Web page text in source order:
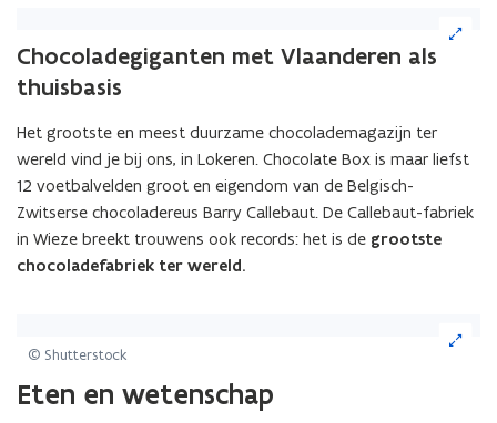
s
e
r
)
de
afbeelding
een
vergrote
weergave)
n
t
s
© Shutterstock
op
afbeelding
Chocoladegiganten met Vlaanderen als
thuisbasis
Het grootste en meest duurzame chocolademagazijn ter
wereld vind je bij ons, in Lokeren. Chocolate Box is maar liefst
12 voetbalvelden groot en eigendom van de Belgisch-
Zwitserse chocoladereus Barry Callebaut. De Callebaut-fabriek
in Wieze breekt trouwens ook records: het is de grootste
chocoladefabriek ter wereld.
Eten en wetenschap